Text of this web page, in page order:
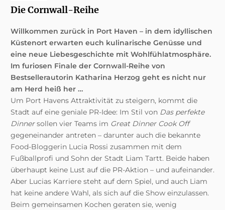
Die Cornwall-Reihe
Willkommen zurück in Port Haven – in dem idyllischen
Küstenort erwarten euch kulinarische Genüsse und
eine neue Liebesgeschichte mit Wohlfühlatmosphäre.
Im furiosen Finale der Cornwall-Reihe von
Bestsellerautorin Katharina Herzog geht es nicht nur
am Herd heiß her …
Um Port Havens Attraktivität zu steigern, kommt die
Stadt auf eine geniale PR-Idee: Im Stil von Das perfekte
Dinnersollen vier Teams im Great Dinner Cook Off
gegeneinander antreten – darunter auch die bekannte
Food-Bloggerin Lucia Rossi zusammen mit dem
Fußballprofi und Sohn der Stadt Liam Tartt. Beide haben
überhaupt keine Lust auf die PR-Aktion – und aufeinander.
Aber Lucias Karriere steht auf dem Spiel, und auch Liam
hat keine andere Wahl, als sich auf die Show einzulassen.
Beim gemeinsamen Kochen geraten sie, wenig